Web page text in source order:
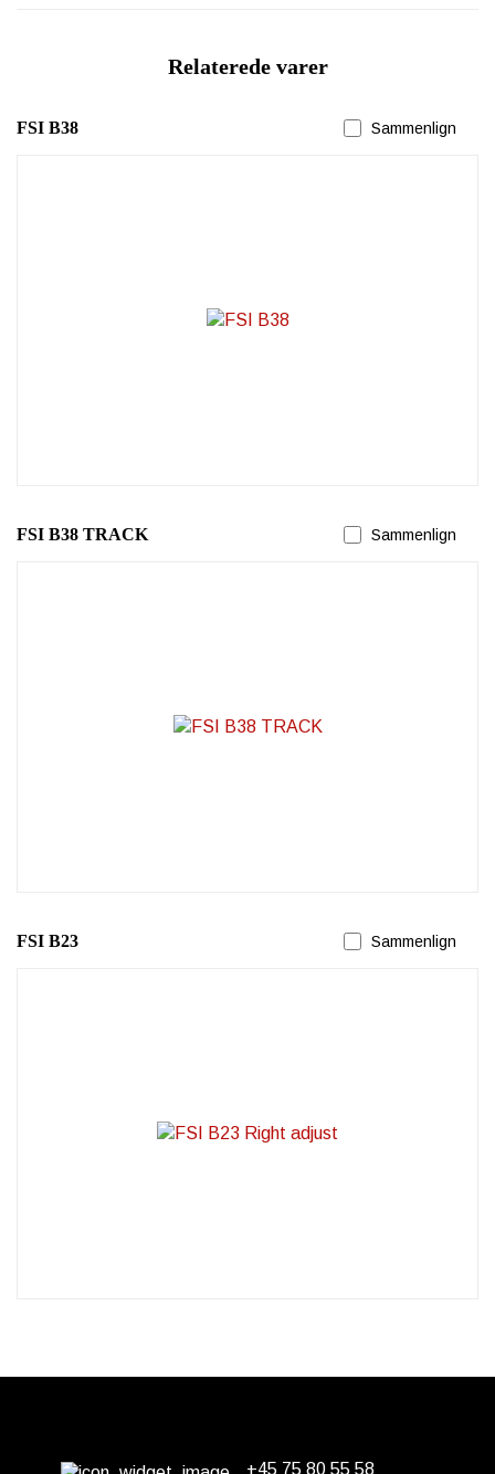
Relaterede varer
FSI B38 Sammenlign
FSI B38 TRACK Sammenlign
FSI B23 Sammenlign
+45 75 80 55 58